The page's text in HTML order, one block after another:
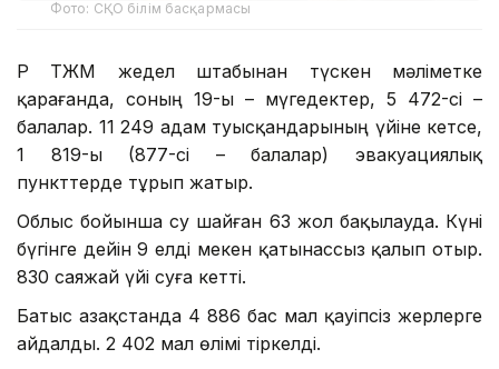
Фото: СҚО білім басқармасы
ҚР ТЖМ жедел штабынан түскен мәліметке
қарағанда, соның 19-ы – мүгедектер, 5 472-сі –
балалар. 11 249 адам туысқандарының үйіне кетсе,
1 819-ы (877-сі – балалар) эвакуациялық
пункттерде тұрып жатыр.
Облыс бойынша су шайған 63 жол бақылауда. Күні
бүгінге дейін 9 елді мекен қатынассыз қалып отыр.
830 саяжай үйі суға кетті.
Батыс Қазақстанда 4 886 бас мал қауіпсіз жерлерге
айдалды. 2 402 мал өлімі тіркелді.